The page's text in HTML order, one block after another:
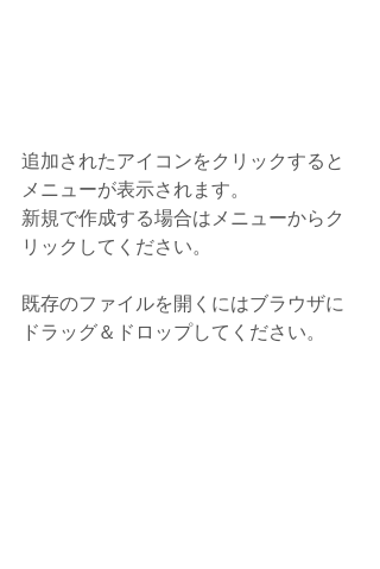
追加されたアイコンをクリックすると
メニューが表示されます。
新規で作成する場合はメニューからク
リックしてください。
既存のファイルを開くにはブラウザに
ドラッグ＆ドロップしてください。